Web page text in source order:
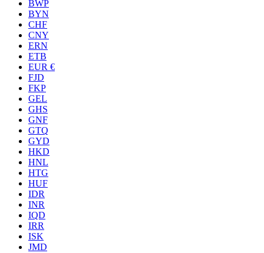
BWP
BYN
CHF
CNY
ERN
ETB
EUR €
FJD
FKP
GEL
GHS
GNF
GTQ
GYD
HKD
HNL
HTG
HUF
IDR
INR
IQD
IRR
ISK
JMD